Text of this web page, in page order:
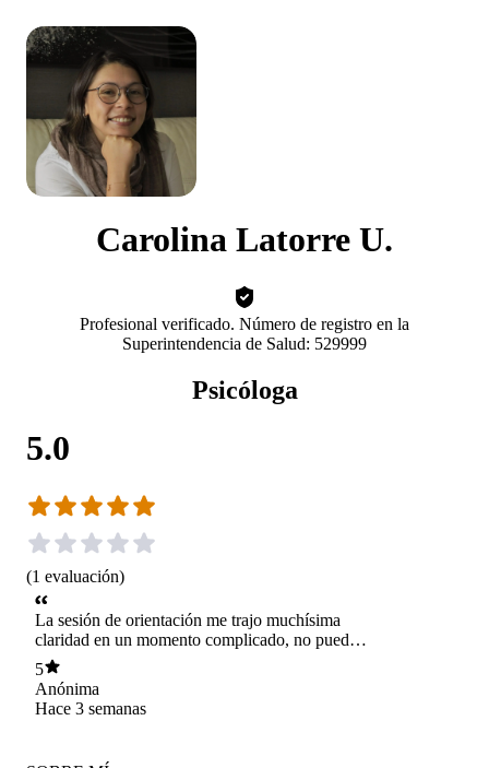
Carolina Latorre U.
Profesional verificado. Número de registro en la
Superintendencia de Salud: 529999
Psicóloga
5.0
(1 evaluación)
La sesión de orientación me trajo muchísima
claridad en un momento complicado, no puedo
más que recomendarla a quienes no sepan cómo
avanzar o si hacer terapia o no. Carolina es una
excelente psicóloga. Muy recomendable!
5
Anónima
Hace 3 semanas